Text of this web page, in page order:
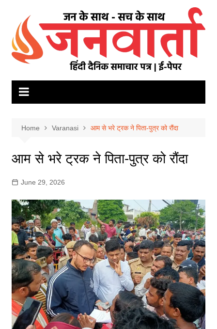
content
Home Varanasi आम से भरे ट्रक ने पिता-पुत्र को रौंदा
आम से भरे ट्रक ने पिता-पुत्र को रौंदा
June 29, 2026